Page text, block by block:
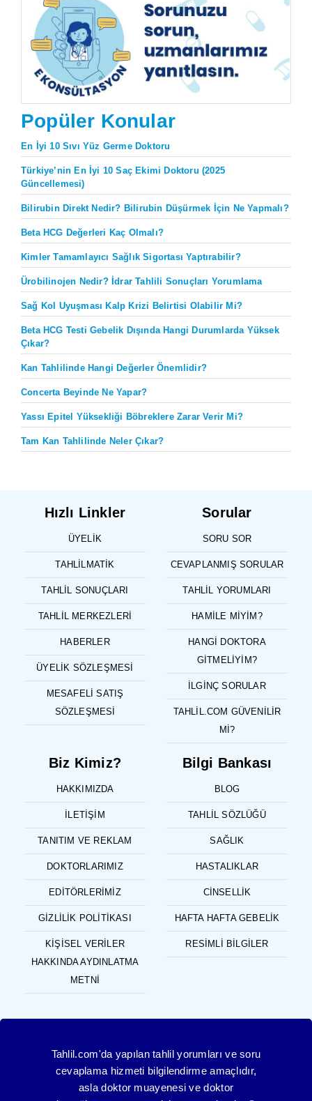
Popüler Konular
En İyi 10 Sıvı Yüz Germe Doktoru
Türkiye’nin En İyi 10 Saç Ekimi Doktoru (2025
Güncellemesi)
Bilirubin Direkt Nedir? Bilirubin Düşürmek İçin Ne Yapmalı?
Beta HCG Değerleri Kaç Olmalı?
Kimler Tamamlayıcı Sağlık Sigortası Yaptırabilir?
Ürobilinojen Nedir? İdrar Tahlili Sonuçları Yorumlama
Sağ Kol Uyuşması Kalp Krizi Belirtisi Olabilir Mi?
Beta HCG Testi Gebelik Dışında Hangi Durumlarda Yüksek
Çıkar?
Kan Tahlilinde Hangi Değerler Önemlidir?
Concerta Beyinde Ne Yapar?
Yassı Epitel Yüksekliği Böbreklere Zarar Verir Mi?
Tam Kan Tahlilinde Neler Çıkar?
Hızlı Linkler
ÜYELIK
TAHLILMATIK
TAHLIL SONUÇLARI
TAHLIL MERKEZLERI
HABERLER
ÜYELIK SÖZLEŞMESI
MESAFELI SATIŞ
SÖZLEŞMESI
Sorular
SORU SOR
CEVAPLANMIŞ SORULAR
TAHLIL YORUMLARI
HAMILE MIYIM?
HANGI DOKTORA
GITMELIYIM?
İLGINÇ SORULAR
TAHLIL.COM GÜVENILIR
MI?
Biz Kimiz?
HAKKIMIZDA
İLETIŞIM
TANITIM VE REKLAM
DOKTORLARIMIZ
EDITÖRLERIMIZ
GIZLILIK POLITIKASI
KIŞISEL VERILER
HAKKINDA AYDINLATMA
METNI
Bilgi Bankası
BLOG
TAHLIL SÖZLÜĞÜ
SAĞLIK
HASTALIKLAR
CINSELLIK
HAFTA HAFTA GEBELIK
RESIMLI BILGILER
Tahlil.com'da yapılan tahlil yorumları ve soru
cevaplama hizmeti bilgilendirme amaçlıdır,
asla doktor muayenesi ve doktor